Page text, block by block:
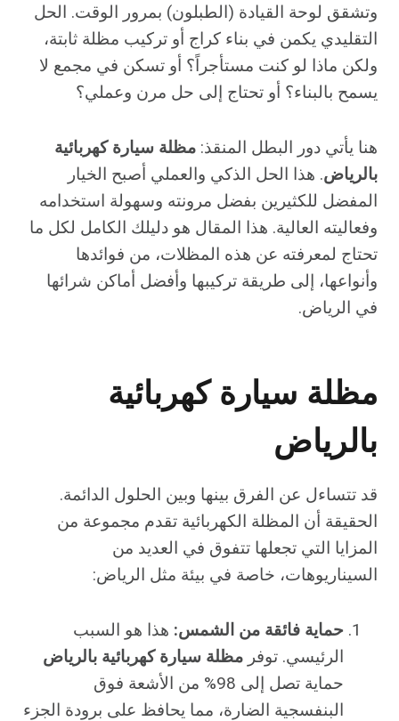
وتشقق لوحة القيادة (الطبلون) بمرور الوقت. الحل
التقليدي يكمن في بناء كراج أو تركيب مظلة ثابتة،
ولكن ماذا لو كنت مستأجراً؟ أو تسكن في مجمع لا
يسمح بالبناء؟ أو تحتاج إلى حل مرن وعملي؟
هنا يأتي دور البطل المنقذ: مظلة سيارة كهربائية
بالرياض. هذا الحل الذكي والعملي أصبح الخيار
المفضل للكثيرين بفضل مرونته وسهولة استخدامه
وفعاليته العالية. هذا المقال هو دليلك الكامل لكل ما
تحتاج لمعرفته عن هذه المظلات، من فوائدها
وأنواعها، إلى طريقة تركيبها وأفضل أماكن شرائها
في الرياض.
مظلة سيارة كهربائية
بالرياض
قد تتساءل عن الفرق بينها وبين الحلول الدائمة.
الحقيقة أن المظلة الكهربائية تقدم مجموعة من
المزايا التي تجعلها تتفوق في العديد من
السيناريوهات، خاصة في بيئة مثل الرياض:
حماية فائقة من الشمس: هذا هو السبب
الرئيسي. توفر مظلة سيارة كهربائية بالرياض
حماية تصل إلى 98% من الأشعة فوق
البنفسجية الضارة، مما يحافظ على برودة الجزء